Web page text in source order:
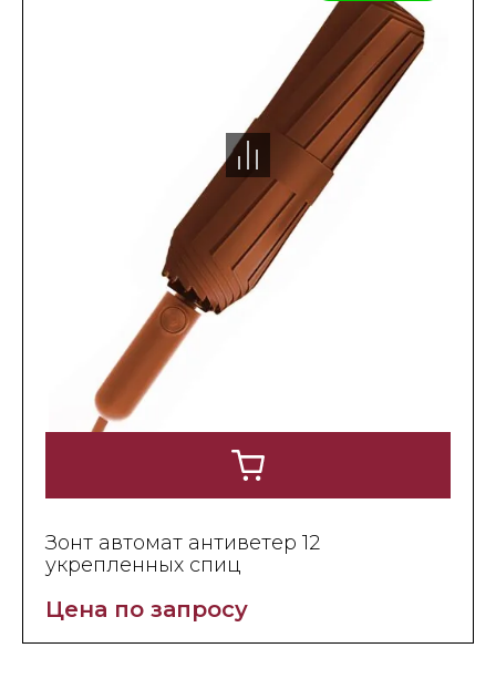
Зонт автомат антиветер 12
укрепленных спиц
Цена по запросу